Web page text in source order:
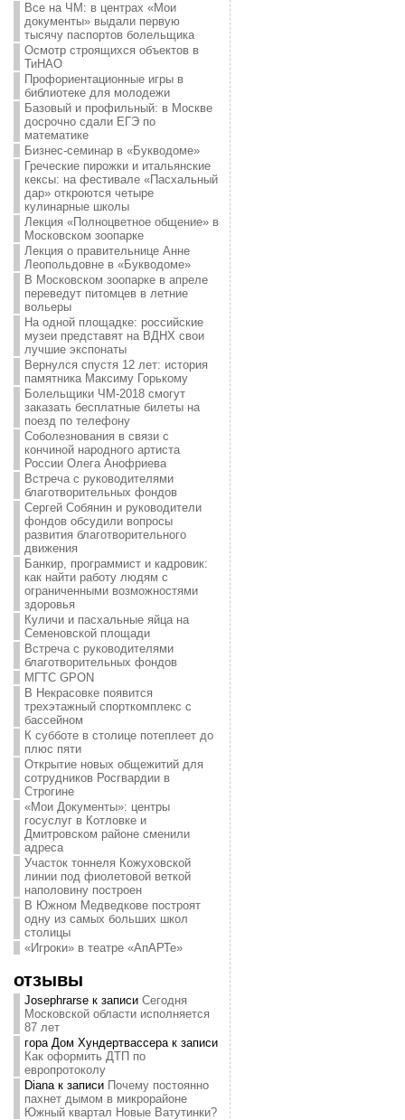
Все на ЧМ: в центрах «Мои
документы» выдали первую
тысячу паспортов болельщика
Осмотр строящихся объектов в
ТиНАО
Профориентационные игры в
библиотеке для молодежи
Базовый и профильный: в Москве
досрочно сдали ЕГЭ по
математике
Бизнес-семинар в «Букводоме»
Греческие пирожки и итальянские
кексы: на фестивале «Пасхальный
дар» откроются четыре
кулинарные школы
Лекция «Полноцветное общение» в
Московском зоопарке
Лекция о правительнице Анне
Леопольдовне в «Букводоме»
В Московском зоопарке в апреле
переведут питомцев в летние
вольеры
На одной площадке: российские
музеи представят на ВДНХ свои
лучшие экспонаты
Вернулся спустя 12 лет: история
памятника Максиму Горькому
Болельщики ЧМ-2018 смогут
заказать бесплатные билеты на
поезд по телефону
Соболезнования в связи с
кончиной народного артиста
России Олега Анофриева
Встреча с руководителями
благотворительных фондов
Сергей Собянин и руководители
фондов обсудили вопросы
развития благотворительного
движения
Банкир, программист и кадровик:
как найти работу людям с
ограниченными возможностями
здоровья
Куличи и пасхальные яйца на
Семеновской площади
Встреча с руководителями
благотворительных фондов
МГТС GPON
В Некрасовке появится
трехэтажный спорткомплекс с
бассейном
К субботе в столице потеплеет до
плюс пяти
Открытие новых общежитий для
сотрудников Росгвардии в
Строгине
«Мои Документы»: центры
госуслуг в Котловке и
Дмитровском районе сменили
адреса
Участок тоннеля Кожуховской
линии под фиолетовой веткой
наполовину построен
В Южном Медведкове построят
одну из самых больших школ
столицы
«Игроки» в театре «АпАРТе»
отзывы
Josephrarseк записи Сегодня
Московской области исполняется
87 лет
гора Дом Хундертвассерак записи
Как оформить ДТП по
европротоколу
Dianaк записи Почему постоянно
пахнет дымом в микрорайоне
Южный квартал Новые Ватутинки?